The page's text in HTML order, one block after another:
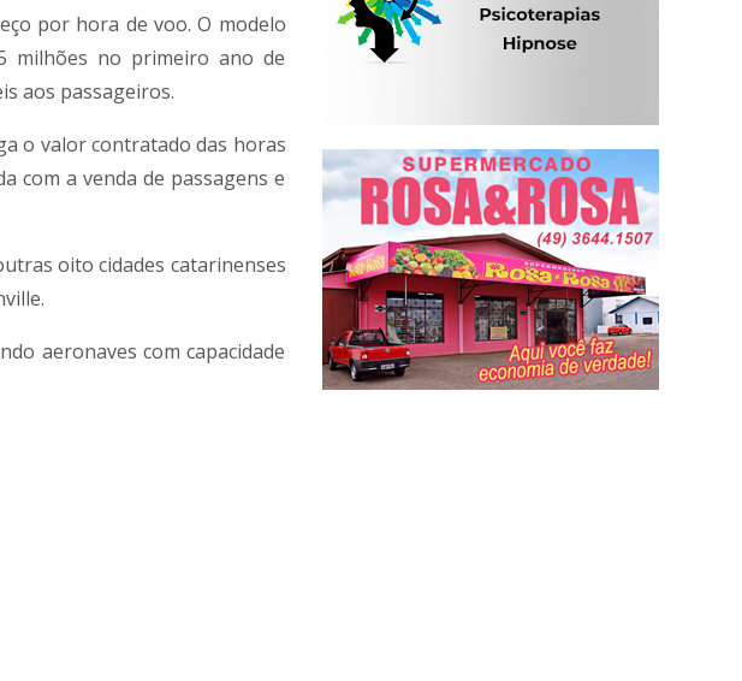
por hora de voo. O modelo
milhões no primeiro ano de
aos passageiros.
o valor contratado das horas
com a venda de passagens e
oito cidades catarinenses
aeronaves com capacidade